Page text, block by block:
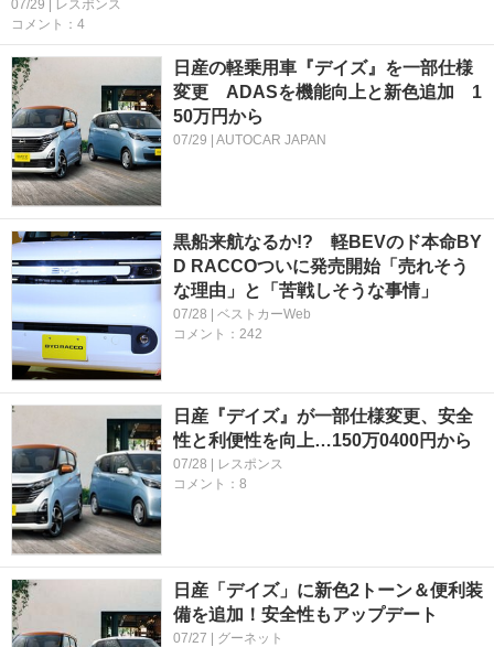
07/29 | レスポンス
コメント：4
日産の軽乗用車『デイズ』を一部仕様
変更 ADASを機能向上と新色追加 1
50万円から
07/29 | AUTOCAR JAPAN
黒船来航なるか!? 軽BEVのド本命BY
D RACCOついに発売開始「売れそう
な理由」と「苦戦しそうな事情」
07/28 | ベストカーWeb
コメント：242
日産『デイズ』が一部仕様変更、安全
性と利便性を向上…150万0400円から
07/28 | レスポンス
コメント：8
日産「デイズ」に新色2トーン＆便利装
備を追加！安全性もアップデート
07/27 | グーネット